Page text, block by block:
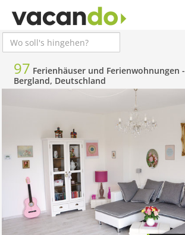
97 Ferienhäuser und Ferienwohnungen -
Bergland, Deutschland